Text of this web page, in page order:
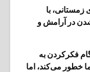
با
در آرامش و
فکرکردن به
خطور می‌کند، اما